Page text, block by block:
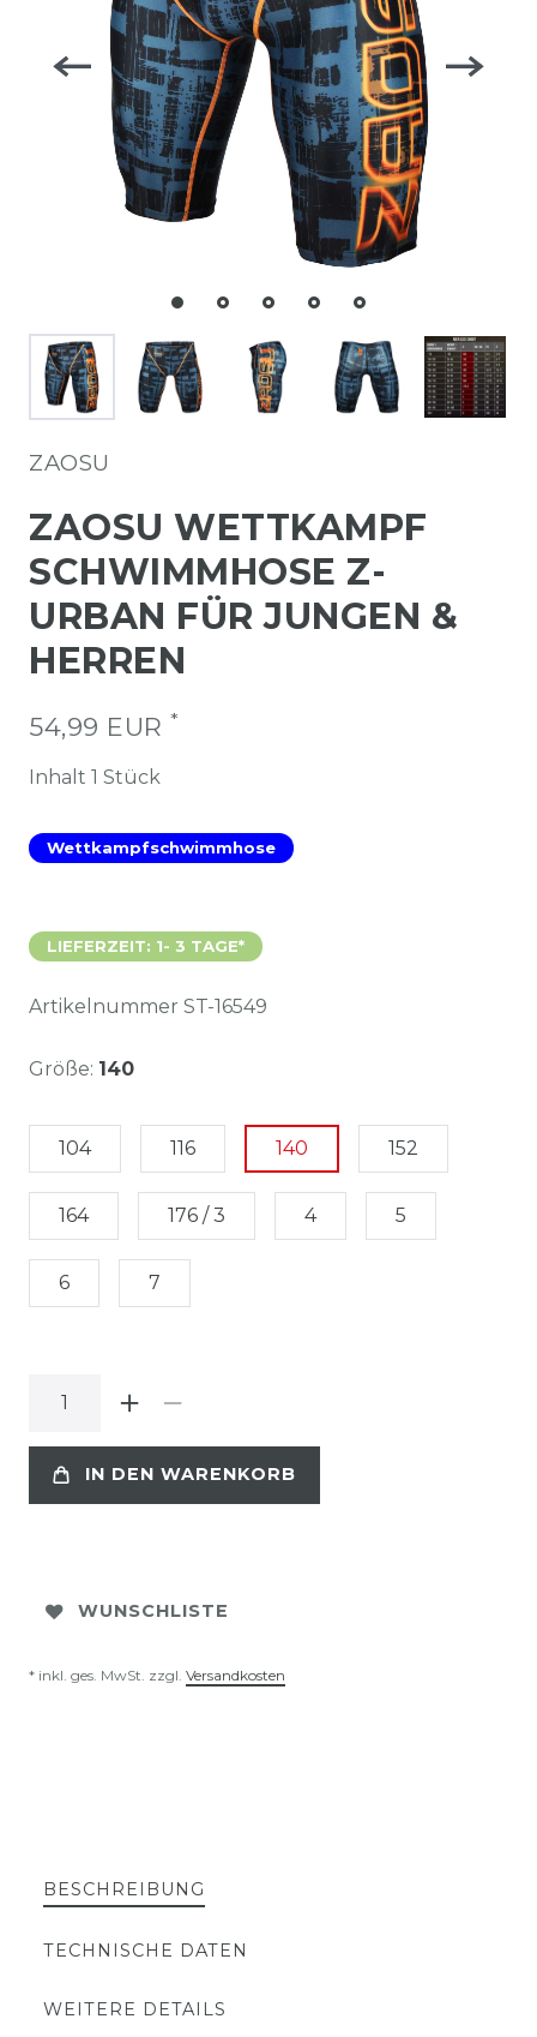
ZAOSU
ZAOSU WETTKAMPF
SCHWIMMHOSE Z-
URBAN FÜR JUNGEN &
HERREN
54,99 EUR *
Inhalt 1 Stück
Wettkampfschwimmhose
LIEFERZEIT: 1- 3 TAGE*
Artikelnummer ST-16549
Größe: 140
104 116 140 152
164 176 / 3 4 5
6 7
IN DEN WARENKORB
WUNSCHLISTE
* inkl. ges. MwSt. zzgl. Versandkosten
BESCHREIBUNG
TECHNISCHE DATEN
WEITERE DETAILS